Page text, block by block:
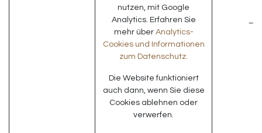
nutzen, mit Google
Analytics. Erfahren Sie
mehr über Analytics-
Cookies und Informationen
zum Datenschutz.
Die Website funktioniert
auch dann, wenn Sie diese
Cookies ablehnen oder
verwerfen.